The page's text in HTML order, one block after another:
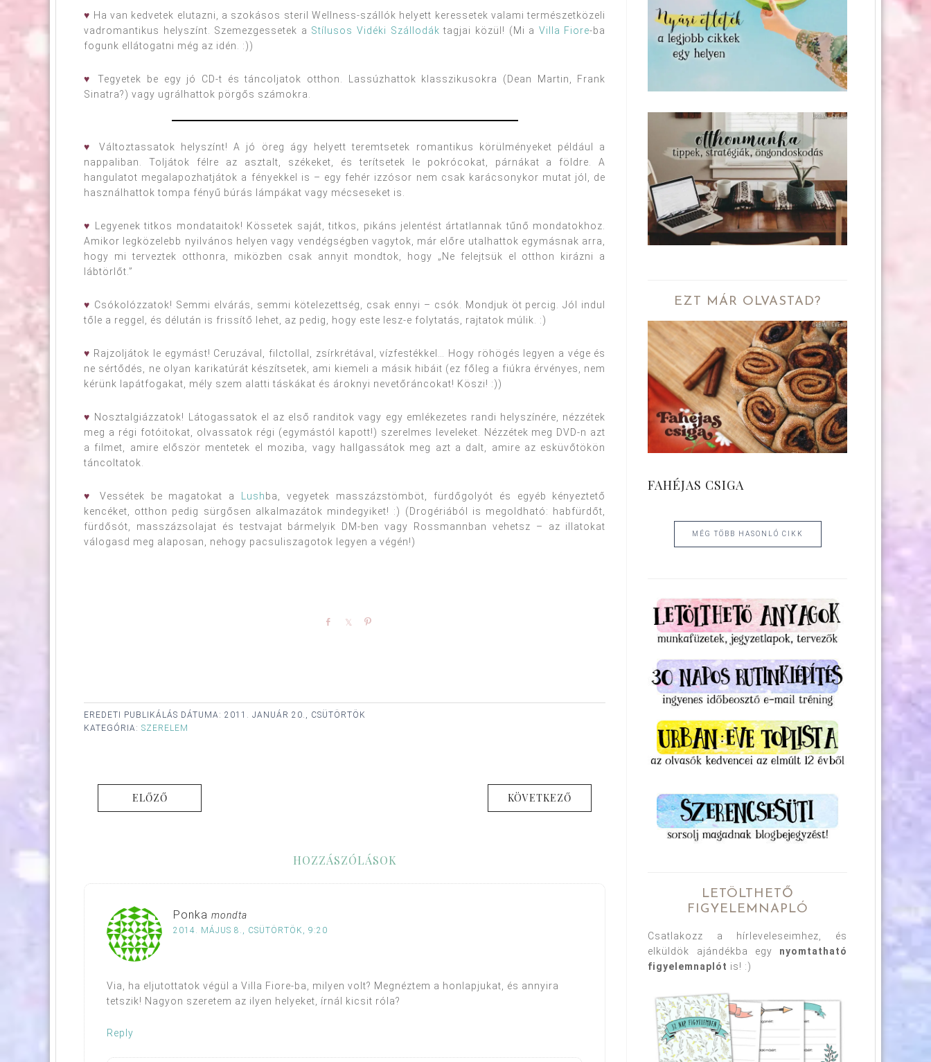
♥ Ha van kedvetek elutazni, a szokásos steril Wellness-szállók helyett keressetek valami természetközeli
vadromantikus helyszínt. Szemezgessetek a Stílusos Vidéki Szállodák tagjai közül! (Mi a Villa Fiore-ba
fogunk ellátogatni még az idén. :))
♥
Tegyetek be egy jó CD-t és táncoljatok otthon. Lassúzhattok klasszikusokra (Dean Martin, Frank
Sinatra?) vagy ugrálhattok pörgős számokra.
♥
Változtassatok helyszínt! A jó öreg ágy helyett teremtsetek romantikus körülményeket például a
nappaliban. Toljátok félre az asztalt, székeket, és terítsetek le pokrócokat, párnákat a földre. A
hangulatot megalapozhatjátok a fényekkel is – egy fehér izzósor nem csak karácsonykor mutat jól, de
használhattok tompa fényű búrás lámpákat vagy mécseseket is.
♥
Legyenek titkos mondataitok! Kössetek saját, titkos, pikáns jelentést ártatlannak tűnő mondatokhoz.
Amikor legközelebb nyilvános helyen vagy vendégségben vagytok, már előre utalhattok egymásnak arra,
hogy mi terveztek otthonra, miközben csak annyit mondtok, hogy „Ne felejtsük el otthon kirázni a
lábtörlőt.”
♥ Csókolózzatok! Semmi elvárás, semmi kötelezettség, csak ennyi – csók. Mondjuk öt percig. Jól indul
tőle a reggel, és délután is frissítő lehet, az pedig, hogy este lesz-e folytatás, rajtatok múlik. :)
♥ Rajzoljátok le egymást! Ceruzával, filctollal, zsírkrétával, vízfestékkel… Hogy röhögés legyen a vége és
ne sértődés, ne olyan karikatúrát készítsetek, ami kiemeli a másik hibáit (ez főleg a fiúkra érvényes, nem
kérünk lapátfogakat, mély szem alatti táskákat és ároknyi nevetőráncokat! Köszi! :))
♥ Nosztalgiázzatok! Látogassatok el az első randitok vagy egy emlékezetes randi helyszínére, nézzétek
meg a régi fotóitokat, olvassatok régi (egymástól kapott!) szerelmes leveleket. Nézzétek meg DVD-n azt
a filmet, amire először mentetek el moziba, vagy hallgassátok meg azt a dalt, amire az esküvőtökön
táncoltatok.
♥ Vessétek be magatokat a Lush ba, vegyetek masszázstömböt, fürdőgolyót és egyéb kényeztető
kencéket, otthon pedig sürgősen alkalmazátok mindegyiket! :) (Drogériából is megoldható: habfürdőt,
fürdősót, masszázsolajat és testvajat bármelyik DM-ben vagy Rossmannban vehetsz – az illatokat
válogasd meg alaposan, nehogy pacsuliszagotok legyen a végén!)
Share Share
EREDETI PUBLIKÁLÁS DÁTUMA: 2011. JANUÁR 20., CSÜTÖRTÖK
KATEGÓRIA: SZERELEM
ELŐZŐ KÖVETKEZŐ
HOZZÁSZÓLÁSOK
Ponka mondta
2014. MÁJUS 8., CSÜTÖRTÖK, 9:20
Via, ha eljutottatok végül a Villa Fiore-ba, milyen volt? Megnéztem a honlapjukat, és annyira
tetszik! Nagyon szeretem az ilyen helyeket, írnál kicsit róla?
Reply
EZT MÁR OLVASTAD?
FAHÉJAS CSIGA
MÉG TÖBB HASONLÓ CIKK
LETÖLTHETŐ
FIGYELEMNAPLÓ
Csatlakozz a hírleveleseimhez, és
elküldök ajándékba egy nyomtatható
figyelemnaplót is! :)